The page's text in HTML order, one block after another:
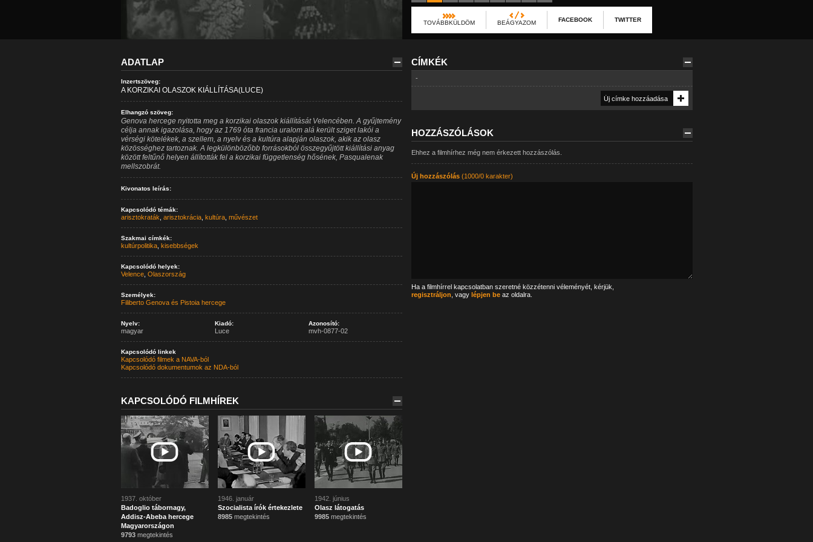
TOVÁBBKÜLDÖM BEÁGYAZOM FACEBOOK TWITTER
ADATLAP
Inzertszöveg:
A KORZIKAI OLASZOK KIÁLLÍTÁSA(LUCE)
Elhangzó szöveg:
Genova hercege nyitotta meg a korzikai olaszok kiállítását Velencében. A gyűjtemény
célja annak igazolása, hogy az 1769 óta francia uralom alá került sziget lakói a
vérségi kötelékek, a szellem, a nyelv és a kultúra alapján olaszok, akik az olasz
közösséghez tartoznak. A legkülönbözőbb forrásokból összegyűjtött kiállítási anyag
között feltűnő helyen állították fel a korzikai függetlenség hősének, Pasqualenak
mellszobrát.
Kivonatos leírás:
Kapcsolódó témák:
arisztokraták arisztokrácia, kultúra, művészet
Szakmai címkék:
kultúrpolitika, kisebbségek
Kapcsolódó helyek:
Velence, Olaszország
Személyek:
Filiberto Genova és Pistoia hercege
Nyelv:
magyar
Kiadó:
Luce
Azonosító:
mvh-0877-02
Kapcsolódó linkek
Kapcsolódó filmek a NAVA-ból
Kapcsolódó dokumentumok az NDA-ból
KAPCSOLÓDÓ FILMHÍREK
1937. október
Badoglio tábornagy,
Addisz-Abeba hercege
Magyarországon
9793megtekintés
1946. január
Szocialista írók értekezlete
8985megtekintés
1942. június
Olasz látogatás
9985megtekintés
CÍMKÉK
-
HOZZÁSZÓLÁSOK
Ehhez a filmhírhez még nem érkezett hozzászólás.
Új hozzászólás(1000/0 karakter)
Ha a filmhírrel kapcsolatban szeretné közzétenni véleményét, kérjük,
regisztráljon , vagy lépjen beaz oldalra.